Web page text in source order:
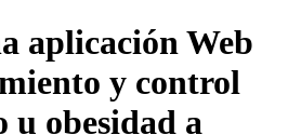
aplicación Web
y control
u obesidad a